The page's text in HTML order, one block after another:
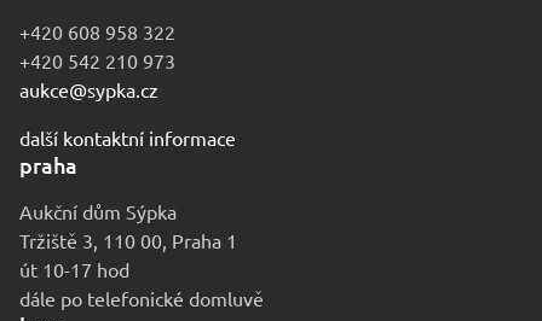
+420 608 958 322
+420 542 210 973
aukce@sypka.cz
další kontaktní informace
praha
Aukční dům Sýpka
Tržiště 3, 110 00, Praha 1
út 10-17 hod
dále po telefonické domluvě